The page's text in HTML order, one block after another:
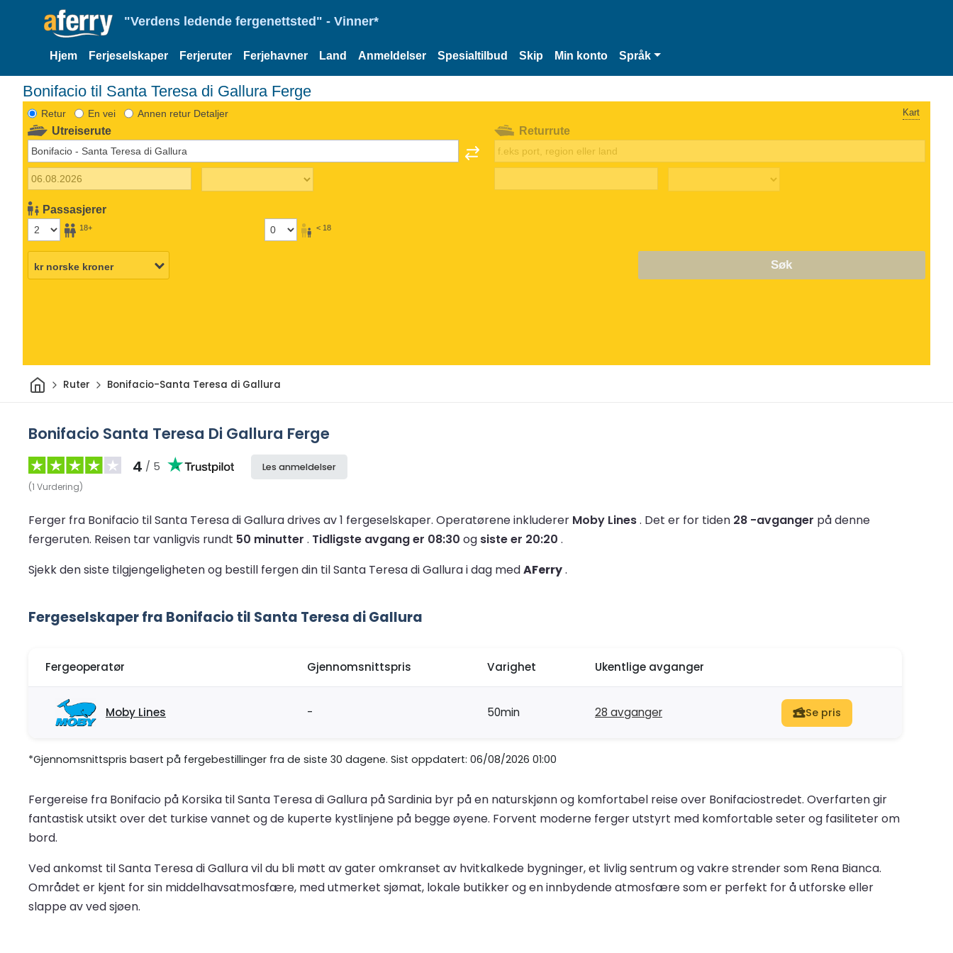
"Verdens ledende fergenettsted" - Vinner*
Hjem Ferjeselskaper Ferjeruter Ferjehavner Land Anmeldelser Spesialtilbud Skip Min konto Språk
Bonifacio til Santa Teresa di Gallura Ferge
Retur En vei Annen retur Detaljer Kart
Utreiserute
Passasjerer
18+ < 18
Returrute
Søk
HjemRuter Bonifacio-Santa Teresa di Gallura
Bonifacio Santa Teresa Di Gallura Ferge
4 / 5
(1 Vurdering)
Les anmeldelser
Ferger fra Bonifacio til Santa Teresa di Gallura drives av 1 fergeselskaper. Operatørene inkluderer Moby Lines. Det er for tiden 28 -avganger på denne
fergeruten. Reisen tar vanligvis rundt 50 minutter . Tidligste avgang er 08:30 og siste er 20:20 .
Sjekk den siste tilgjengeligheten og bestill fergen din til Santa Teresa di Gallura i dag medAFerry.
Fergeselskaper fra Bonifacio til Santa Teresa di Gallura
Fergeoperatør Gjennomsnittspris Varighet Ukentlige avganger
Moby Lines - 50min 28 avganger Se pris
*Gjennomsnittspris basert på fergebestillinger fra de siste 30 dagene. Sist oppdatert: 06/08/2026 01:00
Fergereise fra Bonifacio på Korsika til Santa Teresa di Gallura på Sardinia byr på en naturskjønn og komfortabel reise over Bonifaciostredet. Overfarten gir
fantastisk utsikt over det turkise vannet og de kuperte kystlinjene på begge øyene. Forvent moderne ferger utstyrt med komfortable seter og fasiliteter om
bord.
Ved ankomst til Santa Teresa di Gallura vil du bli møtt av gater omkranset av hvitkalkede bygninger, et livlig sentrum og vakre strender som Rena Bianca.
Området er kjent for sin middelhavsatmosfære, med utmerket sjømat, lokale butikker og en innbydende atmosfære som er perfekt for å utforske eller
slappe av ved sjøen.